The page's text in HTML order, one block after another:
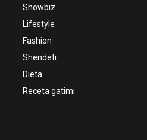
Showbiz
Lifestyle
Fashion
Shëndeti
Dieta
Receta gatimi